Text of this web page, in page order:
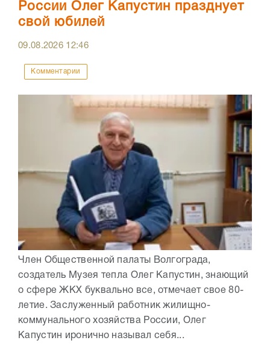
России Олег Капустин празднует
свой юбилей
09.08.2026 12:46
Комментарии
Член Общественной палаты Волгограда,
создатель Музея тепла Олег Капустин, знающий
о сфере ЖКХ буквально все, отмечает свое 80-
летие. Заслуженный работник жилищно-
коммунального хозяйства России, Олег
Капустин иронично называл себя...